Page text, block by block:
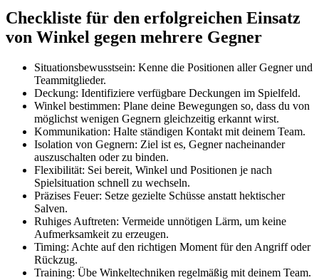
Checkliste für den erfolgreichen Einsatz
von Winkel gegen mehrere Gegner
Situationsbewusstsein: Kenne die Positionen aller Gegner und
Teammitglieder.
Deckung: Identifiziere verfügbare Deckungen im Spielfeld.
Winkel bestimmen: Plane deine Bewegungen so, dass du von
möglichst wenigen Gegnern gleichzeitig erkannt wirst.
Kommunikation: Halte ständigen Kontakt mit deinem Team.
Isolation von Gegnern: Ziel ist es, Gegner nacheinander
auszuschalten oder zu binden.
Flexibilität: Sei bereit, Winkel und Positionen je nach
Spielsituation schnell zu wechseln.
Präzises Feuer: Setze gezielte Schüsse anstatt hektischer
Salven.
Ruhiges Auftreten: Vermeide unnötigen Lärm, um keine
Aufmerksamkeit zu erzeugen.
Timing: Achte auf den richtigen Moment für den Angriff oder
Rückzug.
Training: Übe Winkeltechniken regelmäßig mit deinem Team.